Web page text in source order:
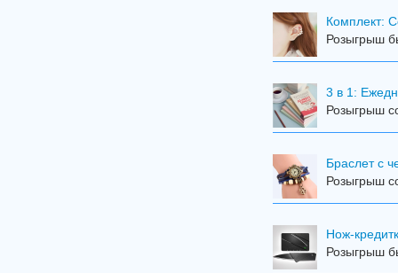
Комплект:
Розыгрыш
3 в 1:
Розыгрыш
Браслет с
Розыгрыш
Нож-
Розыгрыш